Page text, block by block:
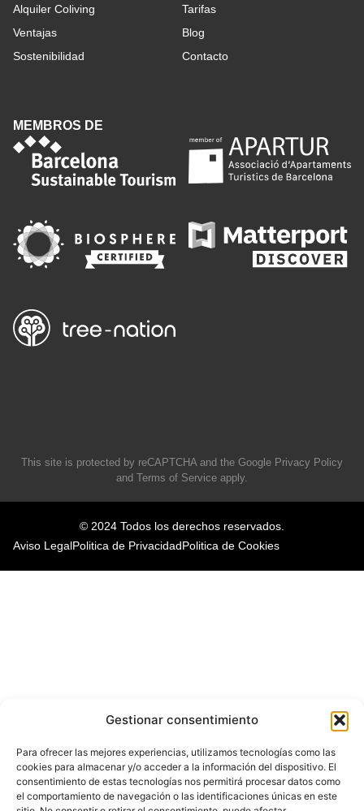
Gestionar consentimiento
Para ofrecer las mejores experiencias, utilizamos tecnologías como las
cookies para almacenar y/o acceder a la información del dispositivo. El
consentimiento de estas tecnologías nos permitirá procesar datos como
el comportamiento de navegación o las identificaciones únicas en este
Alquiler Coliving
Ventajas
Sostenibilidad
Tarifas
Blog
Contacto
MEMBROS DE
This site is protected by reCAPTCHA and the Google Privacy Policy
and Terms of Service apply.
© 2024 Todos los derechos reservados.
Aviso LegalPolitica de PrivacidadPolitica de Cookies